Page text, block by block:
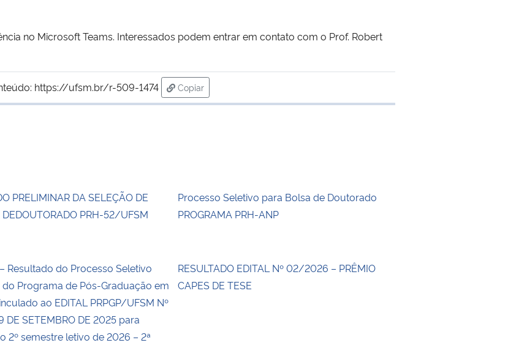
no Microsoft Teams. Interessados podem entrar em contato com o Prof. Robert
https://ufsm.br/r-509-1474
Copiar
para área de transferência
PRELIMINAR DA SELEÇÃO DE
DEDOUTORADO PRH-52/UFSM
Processo Seletivo para Bolsa de Doutorado
PROGRAMA PRH-ANP
Resultado do Processo Seletivo
do Programa de Pós-Graduação em
ao EDITAL PRPGP/UFSM Nº
DE SETEMBRO DE 2025 para
2º semestre letivo de 2026 – 2ª
RESULTADO EDITAL Nº 02/2026 – PRÊMIO
CAPES DE TESE